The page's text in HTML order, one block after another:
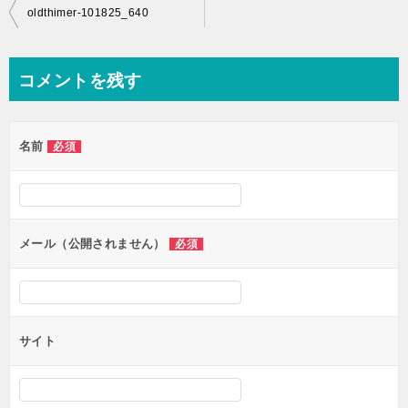
投
ビ
ー
シ
ン
oldthimer-101825_640
コメントを残す
名前 必須
メール（公開されません） 必須
サイト